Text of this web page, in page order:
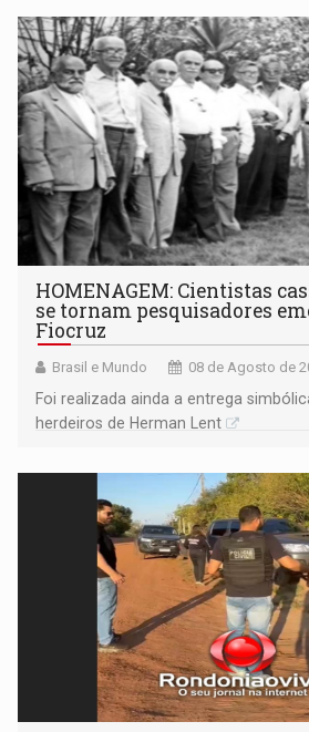
HOMENAGEM: Cientistas
se tornam pesquisadores
Fiocruz
Brasil e Mundo 08 de Agosto de
Foi realizada ainda a entrega
herdeiros de Herman Lent